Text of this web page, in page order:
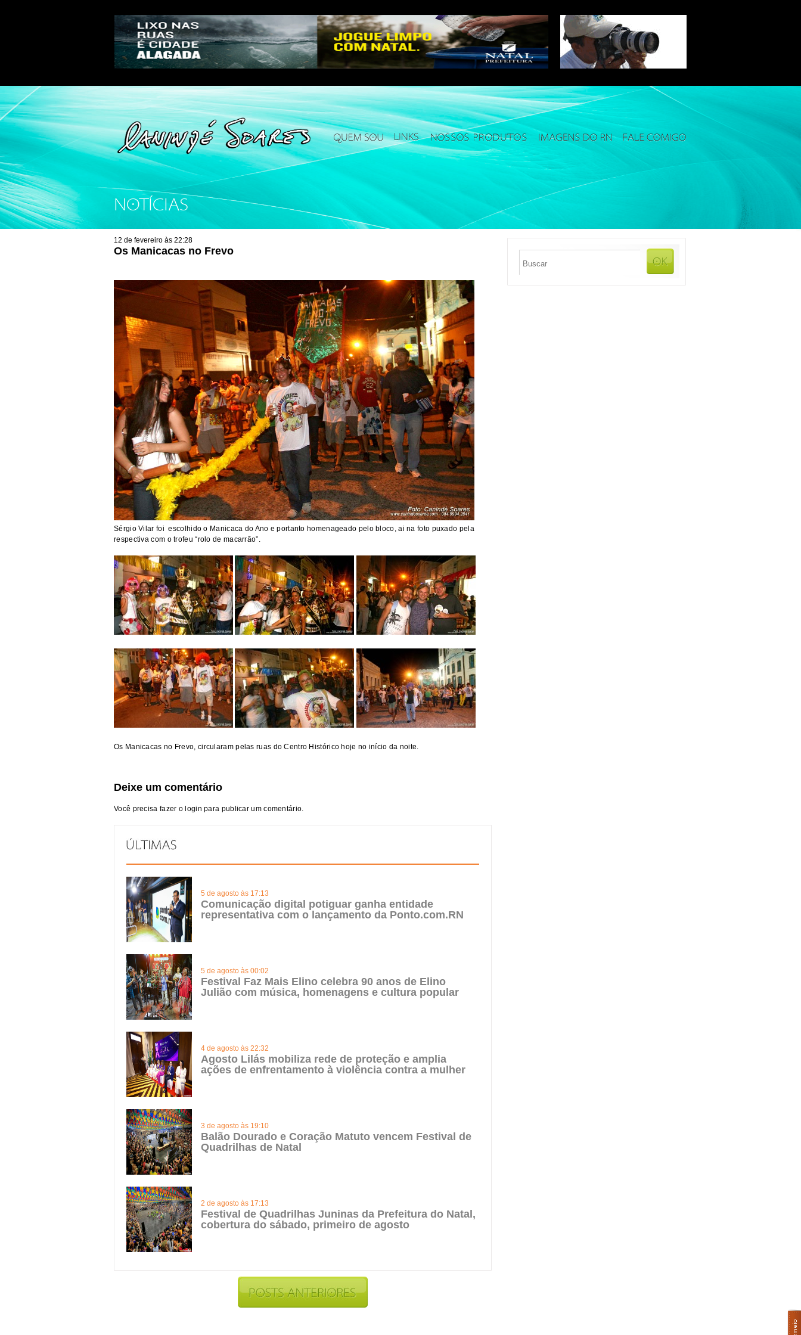
NOTÍCIAS
12 de fevereiro às 22:28
Os Manicacas no Frevo
Sérgio Vilar foi escolhido o Manicaca do Ano e portanto homenageado pelo bloco, ai na foto puxado pela
respectiva com o trofeu “rolo de macarrão”.
Os Manicacas no Frevo, circularam pelas ruas do Centro Histórico hoje no início da noite.
Deixe um comentário
Você precisa fazer o login para publicar um comentário.
5 de agosto às 17:13
Comunicação digital potiguar ganha entidade
representativa com o lançamento da Ponto.com.RN
5 de agosto às 00:02
Festival Faz Mais Elino celebra 90 anos de Elino
Julião com música, homenagens e cultura popular
4 de agosto às 22:32
Agosto Lilás mobiliza rede de proteção e amplia
ações de enfrentamento à violência contra a mulher
3 de agosto às 19:10
Balão Dourado e Coração Matuto vencem Festival de
Quadrilhas de Natal
2 de agosto às 17:13
Festival de Quadrilhas Juninas da Prefeitura do Natal,
cobertura do sábado, primeiro de agosto